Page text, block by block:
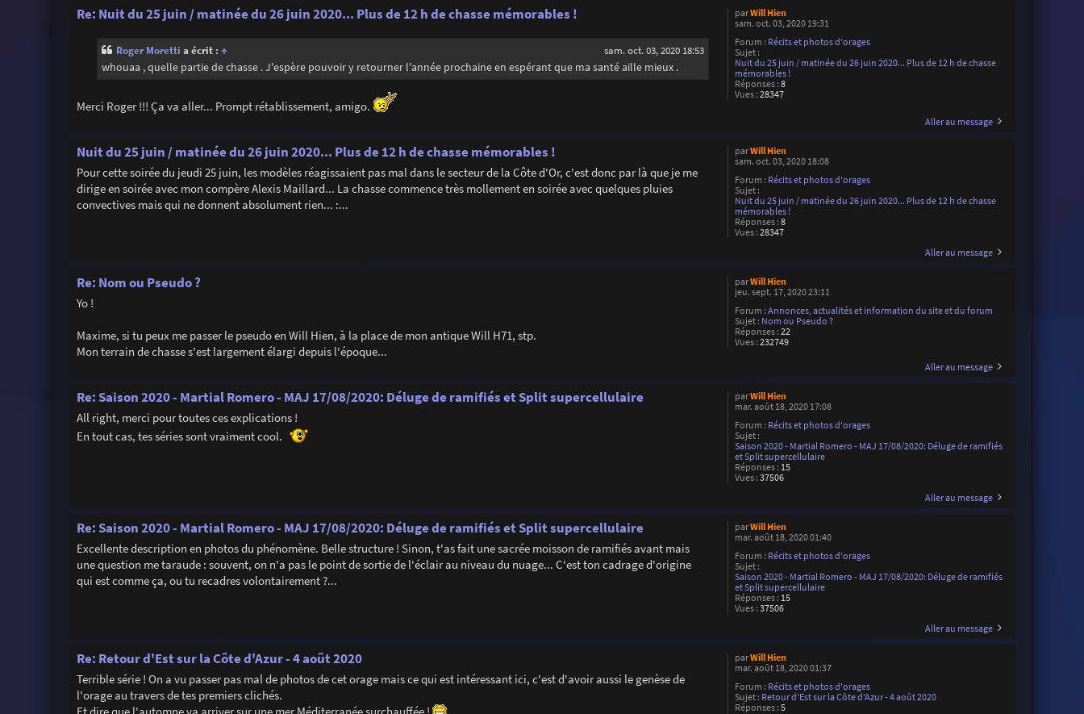
parWill Hien
sam. oct. 03, 2020 19:31
Forum : Récits et photos d'orages
Sujet :
Nuit du 25 juin / matinée du 26 juin 2020... Plus de 12 h de chasse
mémorables !
Réponses : 8
Vues : 28347
Re: Nuit du 25 juin / matinée du 26 juin 2020... Plus de 12 h de chasse mémorables !
Roger Moretti a écrit : ↑ sam. oct. 03, 2020 18:53
whouaa , quelle partie de chasse . J'espère pouvoir y retourner l'année prochaine en espérant que ma santé aille mieux .
Merci Roger !!! Ça va aller... Prompt rétablissement, amigo.
Aller au message
parWill Hien
sam. oct. 03, 2020 18:08
Forum : Récits et photos d'orages
Sujet :
Nuit du 25 juin / matinée du 26 juin 2020... Plus de 12 h de chasse
mémorables !
Réponses : 8
Vues : 28347
Nuit du 25 juin / matinée du 26 juin 2020... Plus de 12 h de chasse mémorables !
Pour cette soirée du jeudi 25 juin, les modèles réagissaient pas mal dans le secteur de la Côte d'Or, c'est donc par là que je me
dirige en soirée avec mon compère Alexis Maillard... La chasse commence très mollement en soirée avec quelques pluies
convectives mais qui ne donnent absolument rien... :...
Aller au message
parWill Hien
jeu. sept. 17, 2020 23:11
Forum : Annonces, actualités et information du site et du forum
Sujet : Nom ou Pseudo ?
Réponses : 22
Vues : 232749
Re: Nom ou Pseudo ?
Yo !
Maxime, si tu peux me passer le pseudo en Will Hien, à la place de mon antique Will H71, stp.
Mon terrain de chasse s'est largement élargi depuis l'époque...
Aller au message
parWill Hien
mar. août 18, 2020 17:08
Forum : Récits et photos d'orages
Sujet :
Saison 2020 - Martial Romero - MAJ 17/08/2020: Déluge de ramifiés
et Split supercellulaire
Réponses : 15
Vues : 37506
Re: Saison 2020 - Martial Romero - MAJ 17/08/2020: Déluge de ramifiés et Split supercellulaire
All right, merci pour toutes ces explications !
En tout cas, tes séries sont vraiment cool.
Aller au message
parWill Hien
mar. août 18, 2020 01:40
Forum : Récits et photos d'orages
Sujet :
Saison 2020 - Martial Romero - MAJ 17/08/2020: Déluge de ramifiés
et Split supercellulaire
Réponses : 15
Vues : 37506
Re: Saison 2020 - Martial Romero - MAJ 17/08/2020: Déluge de ramifiés et Split supercellulaire
Excellente description en photos du phénomène. Belle structure ! Sinon, t'as fait une sacrée moisson de ramifiés avant mais
une question me taraude : souvent, on n'a pas le point de sortie de l'éclair au niveau du nuage... C'est ton cadrage d'origine
qui est comme ça, ou tu recadres volontairement ?...
Aller au message
parWill Hien
mar. août 18, 2020 01:37
Forum : Récits et photos d'orages
Sujet : Retour d'Est sur la Côte d'Azur - 4 août 2020
Réponses : 5
Re: Retour d'Est sur la Côte d'Azur - 4 août 2020
Terrible série ! On a vu passer pas mal de photos de cet orage mais ce qui est intéressant ici, c'est d'avoir aussi le genèse de
l'orage au travers de tes premiers clichés.